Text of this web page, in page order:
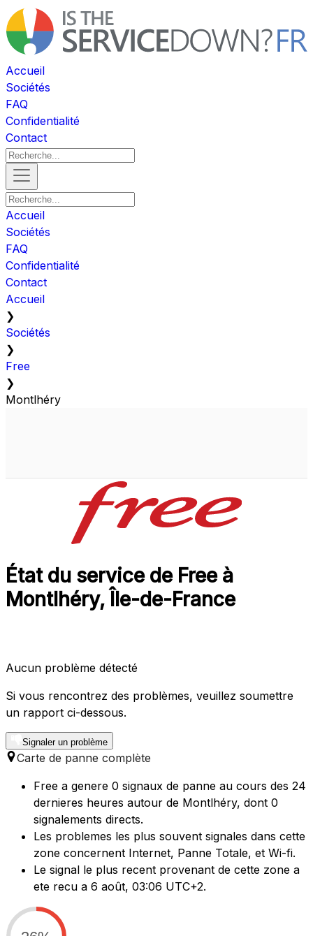
Accueil
Sociétés
FAQ
Confidentialité
Contact
Accueil
Sociétés
FAQ
Confidentialité
Contact
Accueil
❯
Sociétés
❯
Free
❯
Montlhéry
État du service de Free à
Montlhéry, Île-de-France
Aucun problème détecté
Si vous rencontrez des problèmes, veuillez soumettre
un rapport ci-dessous.
Signaler un problème
Carte de panne complète
Free a genere 0 signaux de panne au cours des 24
dernieres heures autour de Montlhéry, dont 0
signalements directs.
Les problemes les plus souvent signales dans cette
zone concernent Internet, Panne Totale, et Wi-fi.
Le signal le plus recent provenant de cette zone a
ete recu a 6 août, 03:06 UTC+2.